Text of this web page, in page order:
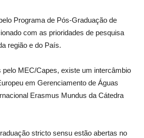
Programa de Pós-Graduação de
com as prioridades de pesquisa
região e do País.
MEC/Capes, existe um intercâmbio
em Gerenciamento de Águas
Erasmus Mundus da Cátedra
stricto sensu estão abertas no